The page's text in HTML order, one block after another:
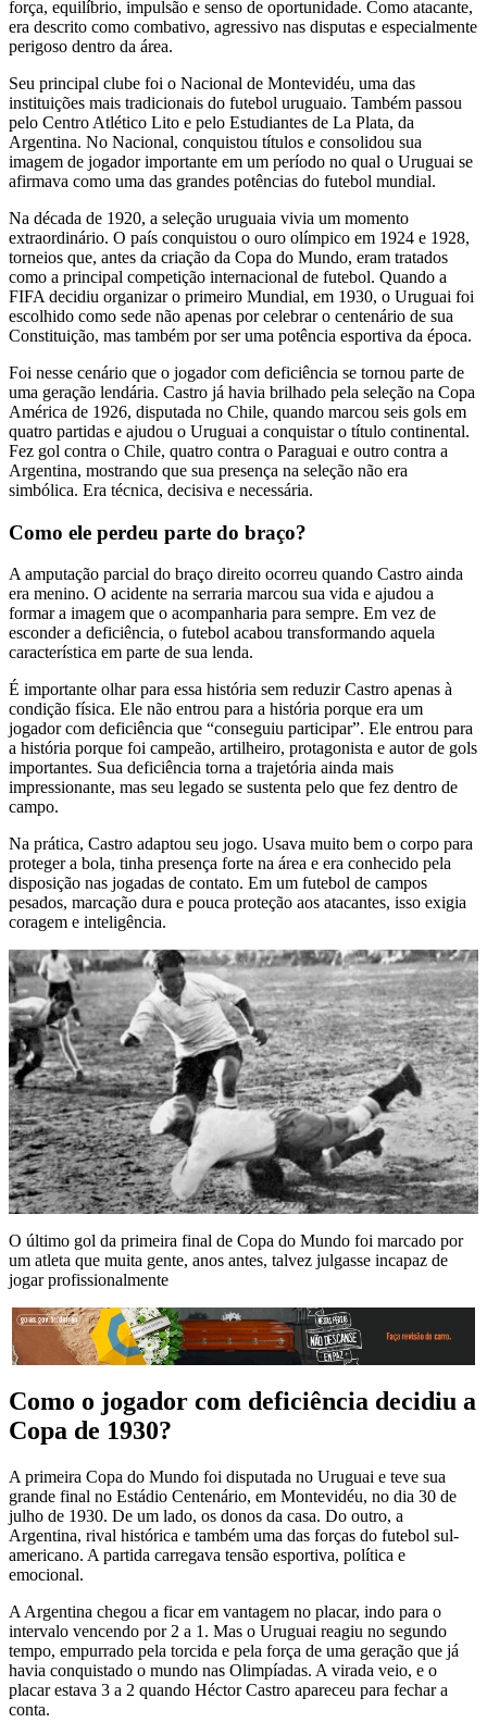
força, equilíbrio, impulsão e senso de oportunidade. Como atacante,
era descrito como combativo, agressivo nas disputas e especialmente
perigoso dentro da área.
Seu principal clube foi o Nacional de Montevidéu, uma das
instituições mais tradicionais do futebol uruguaio. Também passou
pelo Centro Atlético Lito e pelo Estudiantes de La Plata, da
Argentina. No Nacional, conquistou títulos e consolidou sua
imagem de jogador importante em um período no qual o Uruguai se
afirmava como uma das grandes potências do futebol mundial.
Na década de 1920, a seleção uruguaia vivia um momento
extraordinário. O país conquistou o ouro olímpico em 1924 e 1928,
torneios que, antes da criação da Copa do Mundo, eram tratados
como a principal competição internacional de futebol. Quando a
FIFA decidiu organizar o primeiro Mundial, em 1930, o Uruguai foi
escolhido como sede não apenas por celebrar o centenário de sua
Constituição, mas também por ser uma potência esportiva da época.
Foi nesse cenário que o jogador com deficiência se tornou parte de
uma geração lendária. Castro já havia brilhado pela seleção na Copa
América de 1926, disputada no Chile, quando marcou seis gols em
quatro partidas e ajudou o Uruguai a conquistar o título continental.
Fez gol contra o Chile, quatro contra o Paraguai e outro contra a
Argentina, mostrando que sua presença na seleção não era
simbólica. Era técnica, decisiva e necessária.
Como ele perdeu parte do braço?
A amputação parcial do braço direito ocorreu quando Castro ainda
era menino. O acidente na serraria marcou sua vida e ajudou a
formar a imagem que o acompanharia para sempre. Em vez de
esconder a deficiência, o futebol acabou transformando aquela
característica em parte de sua lenda.
É importante olhar para essa história sem reduzir Castro apenas à
condição física. Ele não entrou para a história porque era um
jogador com deficiência que “conseguiu participar”. Ele entrou para
a história porque foi campeão, artilheiro, protagonista e autor de gols
importantes. Sua deficiência torna a trajetória ainda mais
impressionante, mas seu legado se sustenta pelo que fez dentro de
campo.
Na prática, Castro adaptou seu jogo. Usava muito bem o corpo para
proteger a bola, tinha presença forte na área e era conhecido pela
disposição nas jogadas de contato. Em um futebol de campos
pesados, marcação dura e pouca proteção aos atacantes, isso exigia
coragem e inteligência.
O último gol da primeira final de Copa do Mundo foi marcado por
um atleta que muita gente, anos antes, talvez julgasse incapaz de
jogar profissionalmente
Como o jogador com deficiência decidiu a
Copa de 1930?
A primeira Copa do Mundo foi disputada no Uruguai e teve sua
grande final no Estádio Centenário, em Montevidéu, no dia 30 de
julho de 1930. De um lado, os donos da casa. Do outro, a
Argentina, rival histórica e também uma das forças do futebol sul-
americano. A partida carregava tensão esportiva, política e
emocional.
A Argentina chegou a ficar em vantagem no placar, indo para o
intervalo vencendo por 2 a 1. Mas o Uruguai reagiu no segundo
tempo, empurrado pela torcida e pela força de uma geração que já
havia conquistado o mundo nas Olimpíadas. A virada veio, e o
placar estava 3 a 2 quando Héctor Castro apareceu para fechar a
conta.